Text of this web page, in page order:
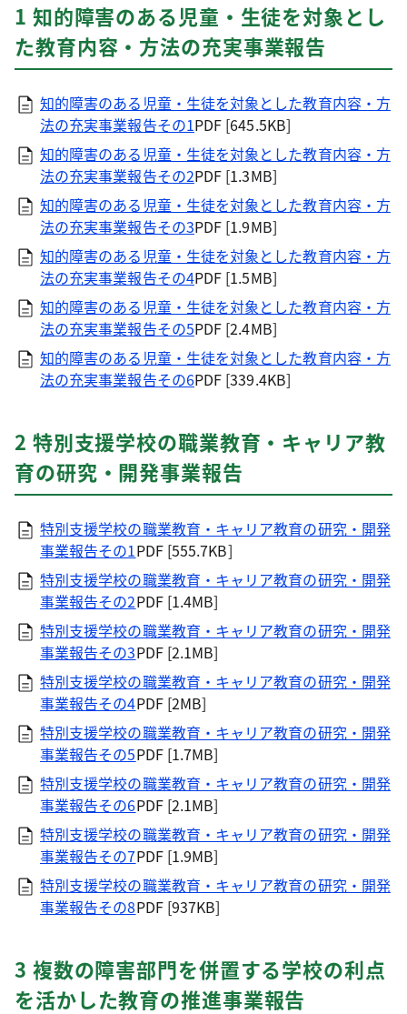
1 知的障害のある児童・生徒を対象とし
た教育内容・方法の充実事業報告
知的障害のある児童・生徒を対象とした教育内容・方
法の充実事業報告その1PDF [645.5KB]
知的障害のある児童・生徒を対象とした教育内容・方
法の充実事業報告その2PDF [1.3MB]
知的障害のある児童・生徒を対象とした教育内容・方
法の充実事業報告その3PDF [1.9MB]
知的障害のある児童・生徒を対象とした教育内容・方
法の充実事業報告その4PDF [1.5MB]
知的障害のある児童・生徒を対象とした教育内容・方
法の充実事業報告その5PDF [2.4MB]
知的障害のある児童・生徒を対象とした教育内容・方
法の充実事業報告その6PDF [339.4KB]
2 特別支援学校の職業教育・キャリア教
育の研究・開発事業報告
特別支援学校の職業教育・キャリア教育の研究・開発
事業報告その1PDF [555.7KB]
特別支援学校の職業教育・キャリア教育の研究・開発
事業報告その2PDF [1.4MB]
特別支援学校の職業教育・キャリア教育の研究・開発
事業報告その3PDF [2.1MB]
特別支援学校の職業教育・キャリア教育の研究・開発
事業報告その4PDF [2MB]
特別支援学校の職業教育・キャリア教育の研究・開発
事業報告その5PDF [1.7MB]
特別支援学校の職業教育・キャリア教育の研究・開発
事業報告その6PDF [2.1MB]
特別支援学校の職業教育・キャリア教育の研究・開発
事業報告その7PDF [1.9MB]
特別支援学校の職業教育・キャリア教育の研究・開発
事業報告その8PDF [937KB]
3 複数の障害部門を併置する学校の利点
を活かした教育の推進事業報告